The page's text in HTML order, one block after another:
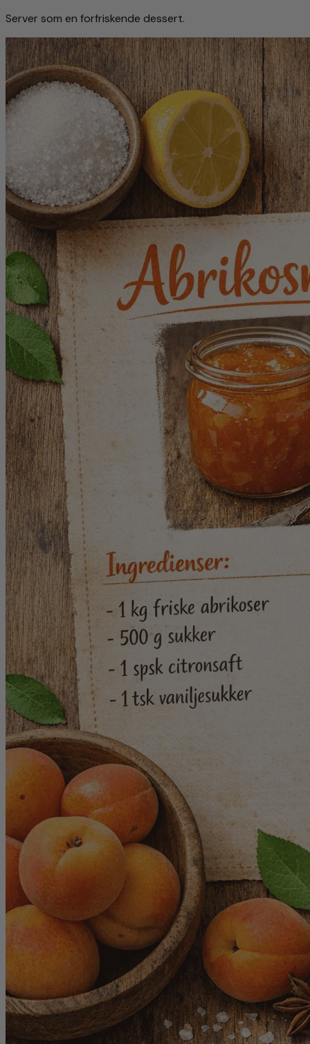
Server som en forfriskende dessert.